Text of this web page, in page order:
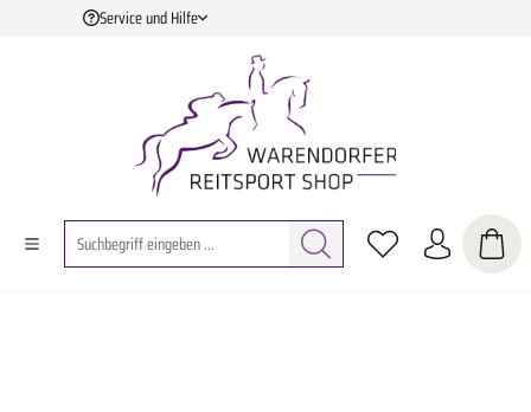
Zum Hauptinhalt springen
Service und Hilfe